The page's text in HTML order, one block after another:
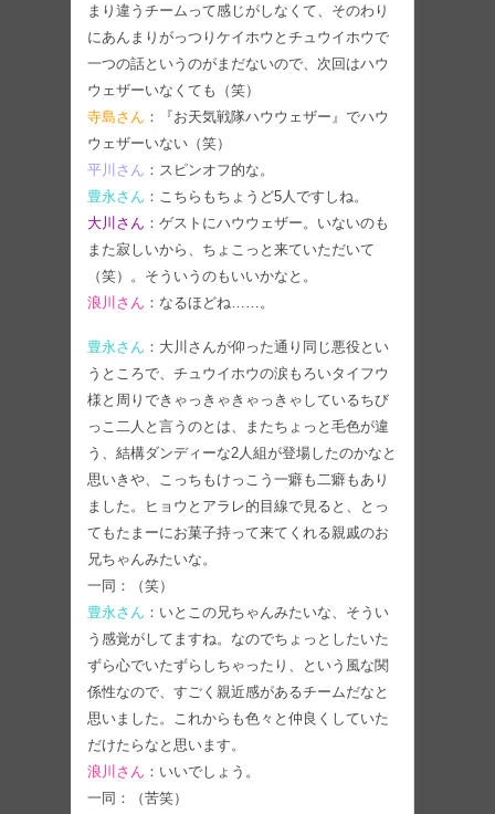
まり違うチームって感じがしなくて、そのわり
にあんまりがっつりケイホウとチュウイホウで
一つの話というのがまだないので、次回はハウ
ウェザーいなくても（笑）
寺島さん ：『お天気戦隊ハウウェザー』でハウ
ウェザーいない（笑）
平川さん ：スピンオフ的な。
豊永さん ：こちらもちょうど5人ですしね。
大川さん ：ゲストにハウウェザー。いないのも
また寂しいから、ちょこっと来ていただいて
（笑）。そういうのもいいかなと。
浪川さん ：なるほどね……。
豊永さん ：大川さんが仰った通り同じ悪役とい
うところで、チュウイホウの涙もろいタイフウ
様と周りできゃっきゃきゃっきゃしているちび
っこ二人と言うのとは、またちょっと毛色が違
う、結構ダンディーな2人組が登場したのかなと
思いきや、こっちもけっこう一癖も二癖もあり
ました。ヒョウとアラレ的目線で見ると、とっ
てもたまーにお菓子持って来てくれる親戚のお
兄ちゃんみたいな。
一同：（笑）
豊永さん ：いとこの兄ちゃんみたいな、そうい
う感覚がしてますね。なのでちょっとしたいた
ずら心でいたずらしちゃったり、という風な関
係性なので、すごく親近感があるチームだなと
思いました。これからも色々と仲良くしていた
だけたらなと思います。
浪川さん ：いいでしょう。
一同：（苦笑）